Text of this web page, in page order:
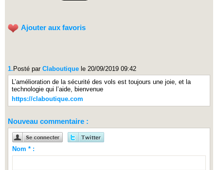
Ajouter aux favoris
1.Posté par Claboutique le 20/09/2019 09:42
L’amélioration de la sécurité des vols est toujours une joie, et la
technologie qui l’aide, bienvenue
https://claboutique.com
Nouveau commentaire :
Nom * :